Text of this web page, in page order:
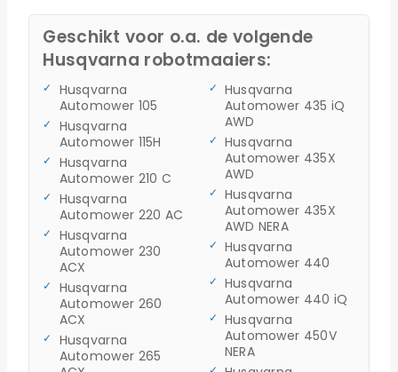
Geschikt voor o.a. de volgende
Husqvarna robotmaaiers:
Husqvarna
Automower 105
Husqvarna
Automower 115H
Husqvarna
Automower 210 C
Husqvarna
Automower 220 AC
Husqvarna
Automower 230
ACX
Husqvarna
Automower 260
ACX
Husqvarna
Automower 265
Husqvarna
Automower 435 iQ
AWD
Husqvarna
Automower 435X
AWD
Husqvarna
Automower 435X
AWD NERA
Husqvarna
Automower 440
Husqvarna
Automower 440 iQ
Husqvarna
Automower 450V
NERA